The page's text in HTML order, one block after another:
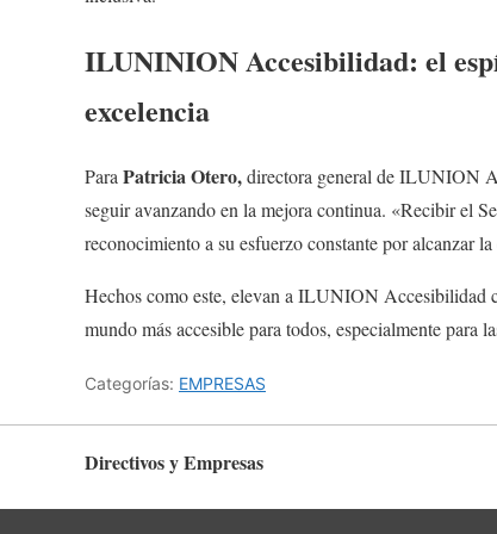
ILUNINION Accesibilidad: el
excelencia
Para Patricia Otero,directora general de ILUNION
seguir avanzando en la mejora continua. «Recibir el
reconocimiento a su esfuerzo constante por alcanzar
Hechos como este, elevan a ILUNION Accesibilidad
mundo más accesible para todos, especialmente para
Categorías: EMPRESAS
Directivos y Empresas